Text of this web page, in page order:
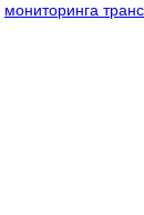
мониторинга